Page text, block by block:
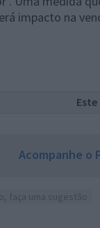
impacto na
Acompanhe o